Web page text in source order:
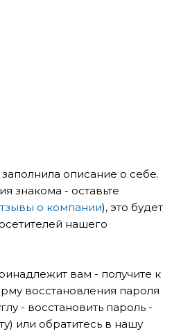
описание о себе.
знакома - оставьте
о компании), это будет
нашего
вам - получите к
восстановления пароля
- восстановить пароль -
или обратитесь в нашу